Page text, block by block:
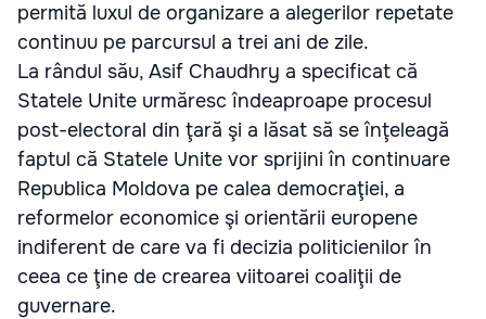
permită luxul de organizare a alegerilor repetate
continuu pe parcursul a trei ani de zile.
La rândul său, Asif Chaudhry a specificat că
Statele Unite urmăresc îndeaproape procesul
post-electoral din ţară şi a lăsat să se înţeleagă
faptul că Statele Unite vor sprijini în continuare
Republica Moldova pe calea democraţiei, a
reformelor economice şi orientării europene
indiferent de care va fi decizia politicienilor în
ceea ce ţine de crearea viitoarei coaliţii de
guvernare.